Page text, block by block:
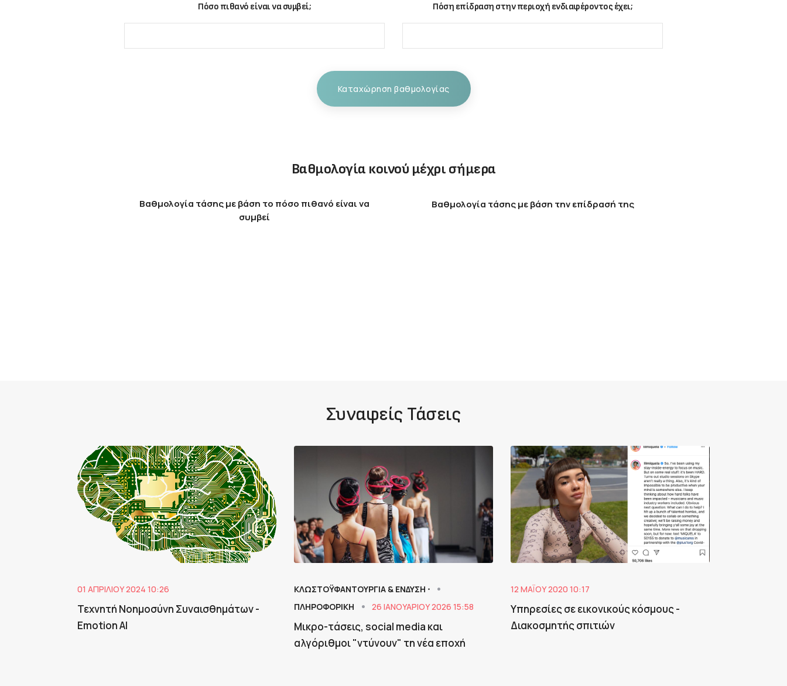
Πόσο πιθανό είναι να συμβεί; Πόση επίδραση στην περιοχή ενδιαφέροντος έχει;
Καταχώρηση βαθμολογίας
Βαθμολογία κοινού μέχρι σήμερα
Βαθμολογία τάσης με βάση το πόσο πιθανό είναι να
συμβεί
Βαθμολογία τάσης με βάση την επίδρασή της
Συναφείς Τάσεις
01 ΑΠΡΙΛΊΟΥ 2024 10:26
Τεχνητή Νοημοσύνη Συναισθημάτων -
Emotion AI
ΚΛΩΣΤΟΫΦΑΝΤΟΥΡΓΙΑ & ΈΝΔΥΣΗ ⋅
ΠΛΗΡΟΦΟΡΙΚΗ
26 ΙΑΝΟΥΑΡΊΟΥ 2026 15:58
Μικρο-τάσεις, social media και
αλγόριθμοι "ντύνουν" τη νέα εποχή
12 ΜΑΪ́ΟΥ 2020 10:17
Υπηρεσίες σε εικονικούς κόσμους -
Διακοσμητής σπιτιών